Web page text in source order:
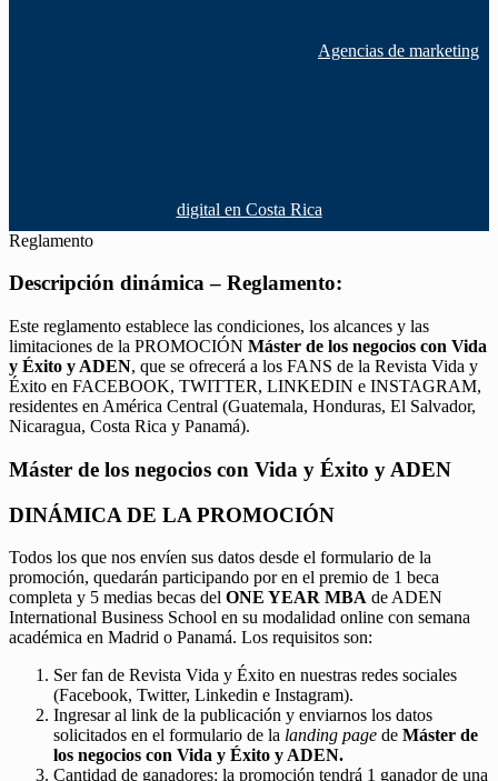
Agencias de marketing
digital en Costa Rica
Reglamento
Descripción dinámica – Reglamento:
Este reglamento establece las condiciones, los alcances y las
limitaciones de la PROMOCIÓN Máster de los negocios con Vida
y Éxito y ADEN, que se ofrecerá a los FANS de la Revista Vida y
Éxito en FACEBOOK, TWITTER, LINKEDIN e INSTAGRAM,
residentes en América Central (Guatemala, Honduras, El Salvador,
Nicaragua, Costa Rica y Panamá).
Máster de los negocios con Vida y Éxito y ADEN
DINÁMICA DE LA PROMOCIÓN
Todos los que nos envíen sus datos desde el formulario de la
promoción, quedarán participando por en el premio de 1 beca
completa y 5 medias becas del ONE YEAR MBA de ADEN
International Business School en su modalidad online con semana
académica en Madrid o Panamá. Los requisitos son:
Ser fan de Revista Vida y Éxito en nuestras redes sociales
(Facebook, Twitter, Linkedin e Instagram).
Ingresar al link de la publicación y enviarnos los datos
solicitados en el formulario de la landing page de Máster de
los negocios con Vida y Éxito y ADEN.
Cantidad de ganadores: la promoción tendrá 1 ganador de una